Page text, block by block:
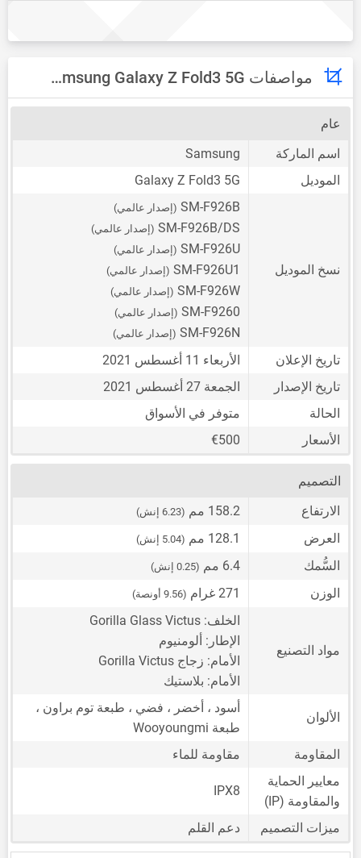
مواصفات Samsung Galaxy Z Fold3 5G
عام
اسم الماركة
Samsung
الموديل
Galaxy Z Fold3 5G
نسخ الموديل
SM-F926B (إصدار عالمي)
SM-F926B/DS (إصدار عالمي)
SM-F926U (إصدار عالمي)
SM-F926U1 (إصدار عالمي)
SM-F926W (إصدار عالمي)
SM-F9260 (إصدار عالمي)
SM-F926N (إصدار عالمي)
تاريخ الإعلان
الأربعاء 11 أغسطس 2021
تاريخ الإصدار
الجمعة 27 أغسطس 2021
الحالة
متوفر في الأسواق
الأسعار
€500
التصميم
الارتفاع
158.2 مم (6.23 إنش)
العرض 128.1 مم (5.04 إنش)
السُّمك 6.4 مم (0.25 إنش)
الوزن 271 غرام (9.56 أونصة)
مواد التصنيع
الخلف: Gorilla Glass Victus
الإطار: ألومنيوم
الأمام: زجاج Gorilla Victus
الأمام: بلاستيك
الألوان
أسود ، أخضر ، فضي ، طبعة توم براون ،
طبعة Wooyoungmi
المقاومة
مقاومة للماء
معايير الحماية
والمقاومة (IP)
IPX8
ميزات التصميم دعم القلم